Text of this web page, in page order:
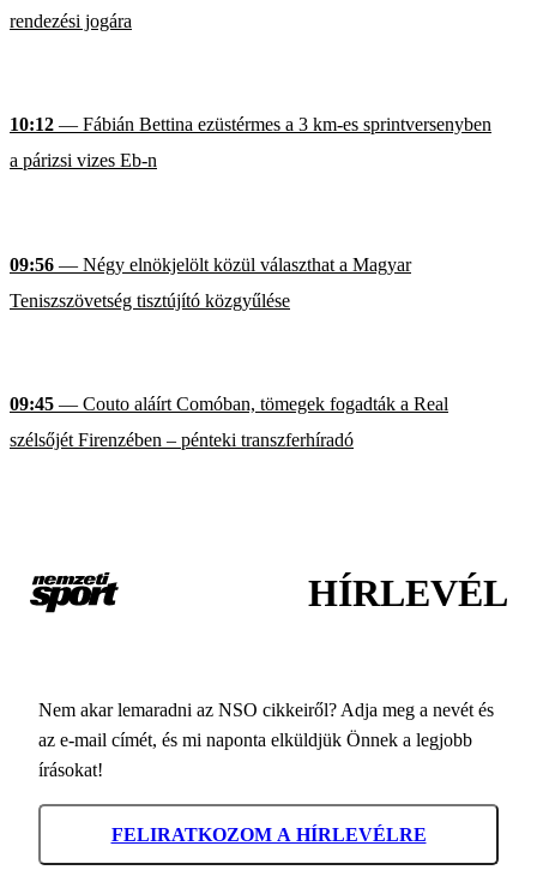
rendezési jogára
10:12 — Fábián Bettina ezüstérmes a 3 km-es sprintversenyben
a párizsi vizes Eb-n
09:56 — Négy elnökjelölt közül választhat a Magyar
Teniszszövetség tisztújító közgyűlése
09:45 — Couto aláírt Comóban, tömegek fogadták a Real
szélsőjét Firenzében – pénteki transzferhíradó
HÍRLEVÉL
Nem akar lemaradni az NSO cikkeiről? Adja meg a nevét és
az e-mail címét, és mi naponta elküldjük Önnek a legjobb
írásokat!
FELIRATKOZOM A HÍRLEVÉLRE